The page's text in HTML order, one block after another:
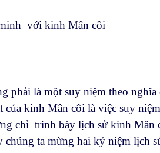
với kinh Mân côi
———————
phải là một suy niệm theo
của kinh Mân côi là việc suy
chỉ trình bày lịch sử kinh Mân
ta mừng hai kỷ niệm lịch